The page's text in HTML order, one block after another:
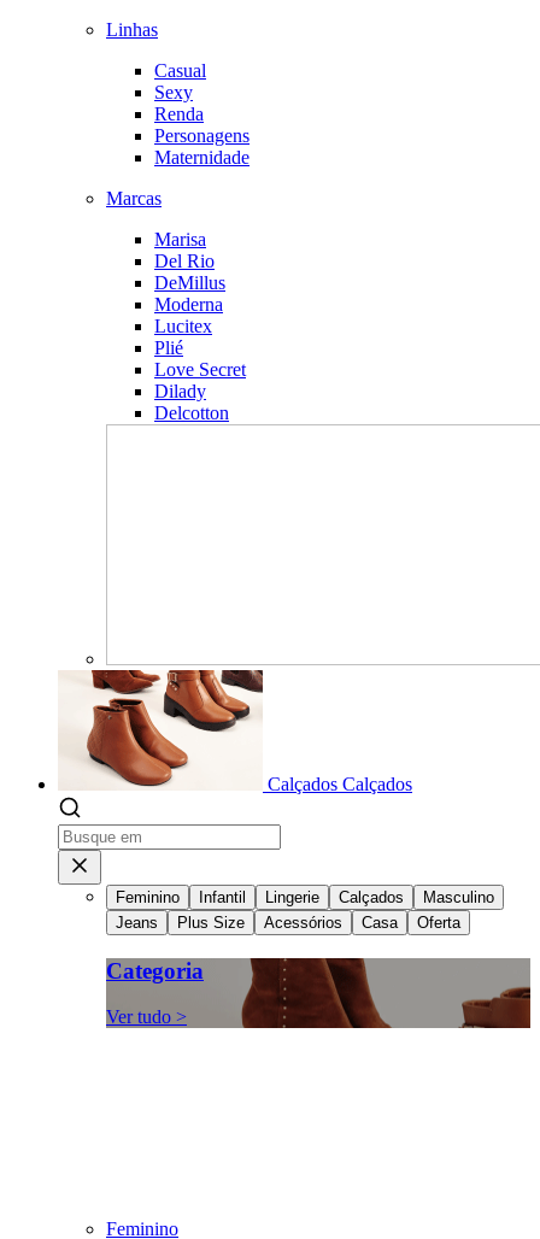
Linhas
Casual
Sexy
Renda
Personagens
Maternidade
Marcas
Marisa
Del Rio
DeMillus
Moderna
Lucitex
Plié
Love Secret
Dilady
Delcotton
Calçados Calçados
Feminino Infantil Lingerie Calçados
Masculino
Jeans
Plus Size Acessórios Casa Oferta
Categoria
Ver tudo >
Feminino